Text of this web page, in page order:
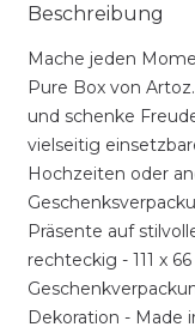
Beschreibung
Mache jeden
Pure Box von
und schenke
vielseitig
Hochzeiten oder
Präsente auf
rechteckig - 111 x
Dekoration - Made